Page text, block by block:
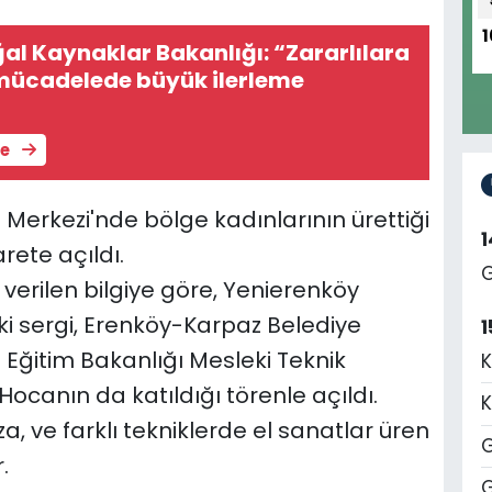
Kaynaklar Bakanlığı: “Zararlılara
büyük ilerleme
bölge kadınlarının ürettiği
açıldı.
bilgiye göre, Yenierenköy
sergi, Erenköy-Karpaz Belediye
Bakanlığı Mesleki Teknik
da katıldığı törenle açıldı.
ve farklı tekniklerde el sanatlar üren